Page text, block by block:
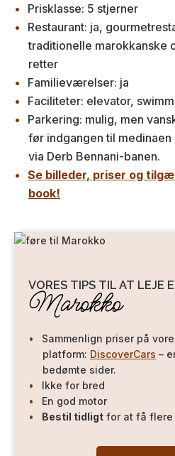
Prisklasse: 5 stjerner
Restaurant: ja,
traditionelle marokkanske
retter
Familieværelser: ja
Faciliteter: elevator,
Parkering: mulig, men
før indgangen til
via Derb Bennani-banen.
Se billeder, priser og
book!
VORES TIPS TIL AT LEJE
Marokko
Sammenlign priser på
platform: DiscoverCars –
bedømte sider.
Ikke for bred
En god motor
Bestil tidligt for at få flere